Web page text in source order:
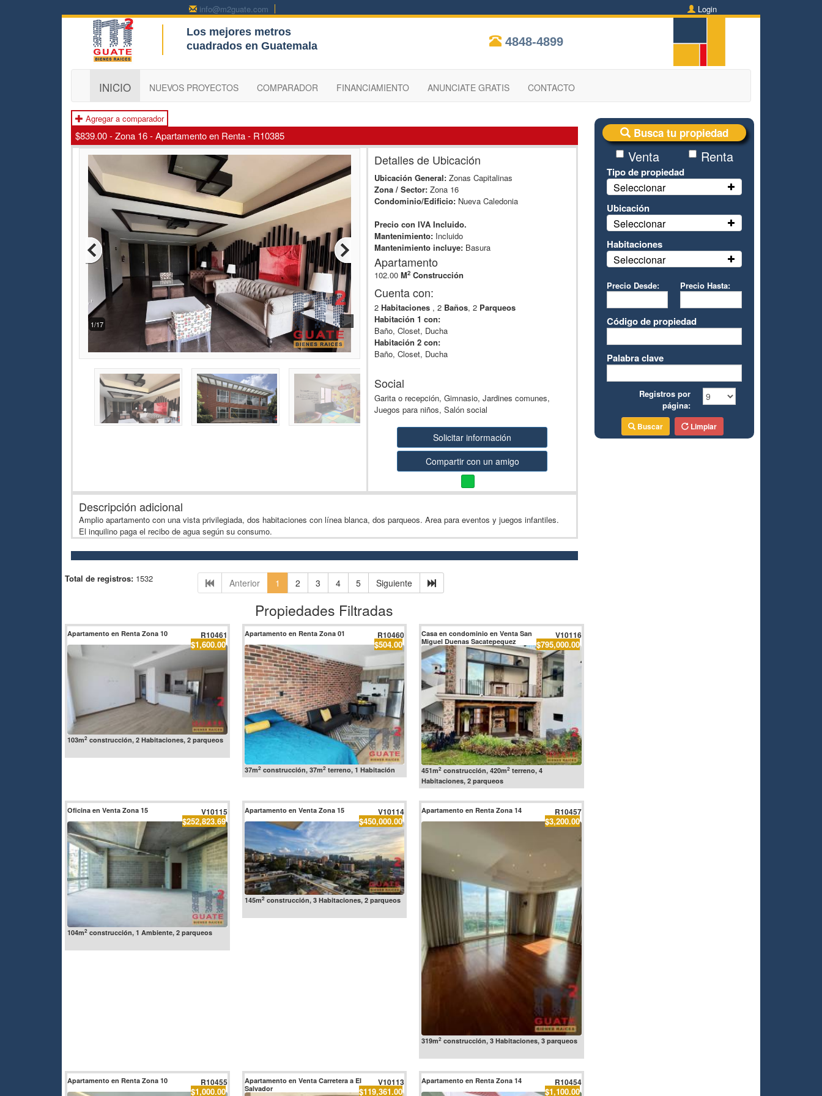
info@m2guate.com Login
Los mejores metros
cuadrados en Guatemala
4848-4899
INICIO NUEVOS PROYECTOS COMPARADOR FINANCIAMIENTO ANUNCIATE GRATIS CONTACTO
Busca tu propiedad
Venta Renta
Tipo de propiedad
Seleccionar
Ubicación
Seleccionar
Habitaciones
Seleccionar
Precio Desde: Precio Hasta:
Código de propiedad
Palabra clave
Registros por
página:
Buscar Limpiar
Agregar a comparador
$839.00 - Zona 16 - Apartamento en Renta - R10385
1/17
Detalles de Ubicación
Ubicación General:Zonas Capitalinas
Zona / Sector: Zona 16
Condominio/Edificio: Nueva Caledonia
Precio con IVA Incluido.
Mantenimiento: Incluido
Mantenimiento incluye: Basura
Apartamento
102.00 M2 Construcción
Cuenta con:
2 Habitaciones , 2 Baños, 2 Parqueos
Habitación 1 con:
Baño, Closet, Ducha
Habitación 2 con:
Baño, Closet, Ducha
Social
Garita o recepción, Gimnasio, Jardines comunes,
Juegos para niños, Salón social
Solicitar información
Compartir con un amigo
Descripción adicional
Amplio apartamento con una vista privilegiada, dos habitaciones con línea blanca, dos parqueos. Area para eventos y juegos infantiles.
El inquilino paga el recibo de agua según su consumo.
Total de registros:1532 Anterior 1 2 3 4 5 Siguiente
Propiedades Filtradas
Apartamento en Renta Zona 10 R10461
$1,600.00
103m2construcción, 2 Habitaciones, 2 parqueos
Apartamento en Renta Zona 01 R10460
$504.00
37m2construcción, 37m2terreno, 1 Habitación
Casa en condominio en Venta San
Miguel Duenas Sacatepequez
V10116
$795,000.00
451m2 construcción, 420m2 terreno, 4
Habitaciones, 2 parqueos
Oficina en Venta Zona 15 V10115
$252,823.69
104m2construcción, 1 Ambiente, 2 parqueos
Apartamento en Venta Zona 15 V10114
$450,000.00
145m2construcción, 3 Habitaciones, 2 parqueos
Apartamento en Renta Zona 14 R10457
$3,200.00
319m2 construcción, 3 Habitaciones, 3 parqueos
Apartamento en Renta Zona 10 R10455
$1,000.00
Apartamento en Venta Carretera a El
Salvador
V10113
$119,361.00
Apartamento en Renta Zona 14 R10454
$1,100.00